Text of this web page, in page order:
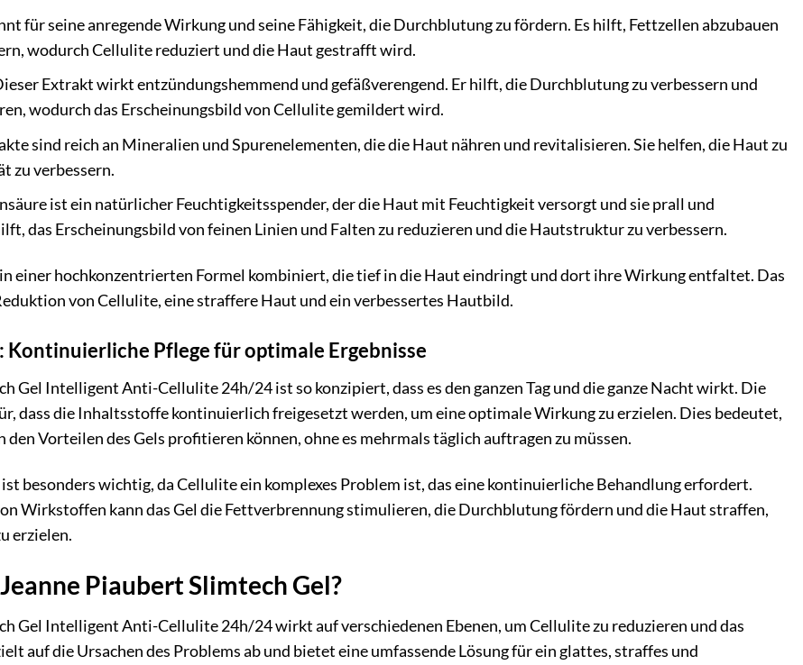
für seine anregende Wirkung und seine Fähigkeit, die Durchblutung zu fördern. Es hilft, Fettzellen abzubauen
wodurch Cellulite reduziert und die Haut gestrafft wird.
Extrakt wirkt entzündungshemmend und gefäßverengend. Er hilft, die Durchblutung zu verbessern und
wodurch das Erscheinungsbild von Cellulite gemildert wird.
sind reich an Mineralien und Spurenelementen, die die Haut nähren und revitalisieren. Sie helfen, die Haut zu
zu verbessern.
ist ein natürlicher Feuchtigkeitsspender, der die Haut mit Feuchtigkeit versorgt und sie prall und
das Erscheinungsbild von feinen Linien und Falten zu reduzieren und die Hautstruktur zu verbessern.
einer hochkonzentrierten Formel kombiniert, die tief in die Haut eindringt und dort ihre Wirkung entfaltet. Das
von Cellulite, eine straffere Haut und ein verbessertes Hautbild.
Pflege für optimale Ergebnisse
Gel Intelligent Anti-Cellulite 24h/24 ist so konzipiert, dass es den ganzen Tag und die ganze Nacht wirkt. Die
dass die Inhaltsstoffe kontinuierlich freigesetzt werden, um eine optimale Wirkung zu erzielen. Dies bedeutet,
den Vorteilen des Gels profitieren können, ohne es mehrmals täglich auftragen zu müssen.
besonders wichtig, da Cellulite ein komplexes Problem ist, das eine kontinuierliche Behandlung erfordert.
Wirkstoffen kann das Gel die Fettverbrennung stimulieren, die Durchblutung fördern und die Haut straffen,
erzielen.
Piaubert Slimtech Gel?
Gel Intelligent Anti-Cellulite 24h/24 wirkt auf verschiedenen Ebenen, um Cellulite zu reduzieren und das
auf die Ursachen des Problems ab und bietet eine umfassende Lösung für ein glattes, straffes und